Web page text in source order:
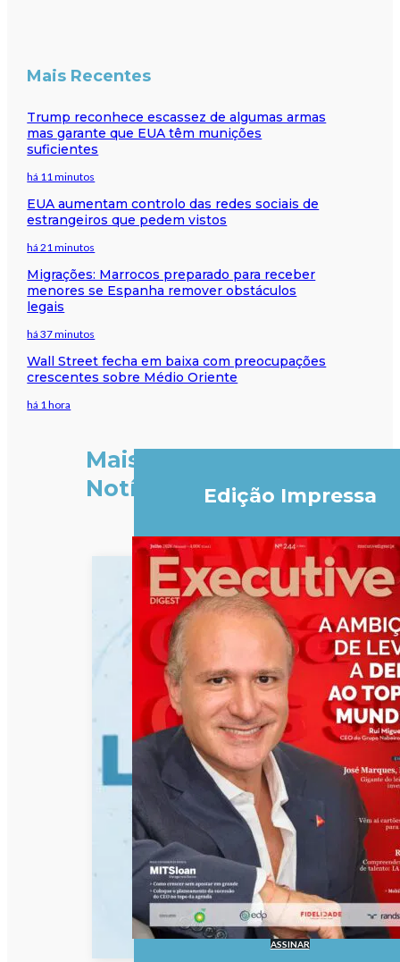
Mais Recentes
Trump reconhece escassez de algumas armas
mas garante que EUA têm munições
suficientes
há 11 minutos
EUA aumentam controlo das redes sociais de
estrangeiros que pedem vistos
há 21 minutos
Migrações: Marrocos preparado para receber
menores se Espanha remover obstáculos
legais
há 37 minutos
Wall Street fecha em baixa com preocupações
crescentes sobre Médio Oriente
há 1 hora
Mais
Notícias
Edição Impressa
ASSINAR